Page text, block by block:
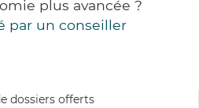
plus avancée ?
par un conseiller